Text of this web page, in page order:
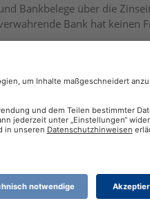
Bankbelege über die
Bank hat
rein gar
Windows (Desktop) /